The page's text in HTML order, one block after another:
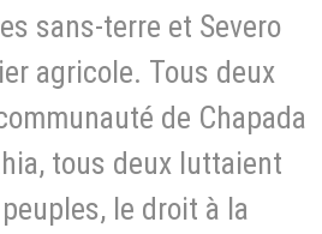
sans-terre et Severo
agricole. Tous deux
de Chapada
tous deux luttaient
le droit à la